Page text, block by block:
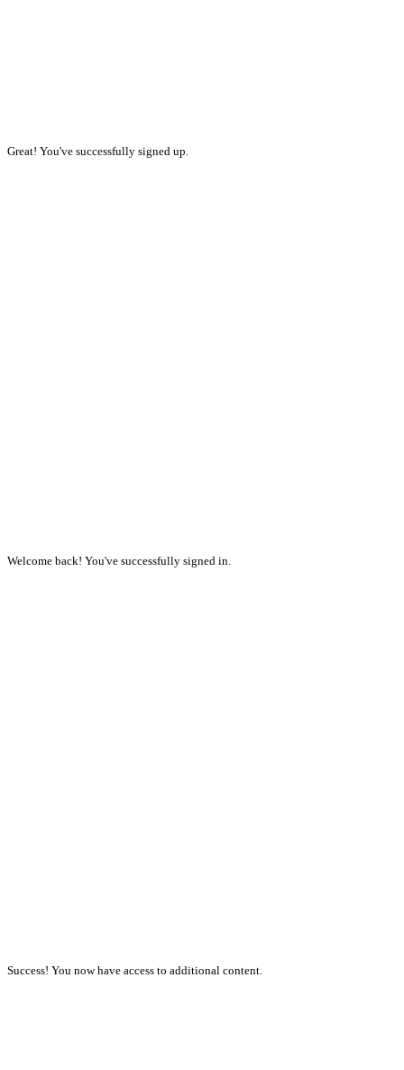
Great! You've successfully signed up.
Welcome back! You've successfully signed in.
Success! You now have access to additional content.